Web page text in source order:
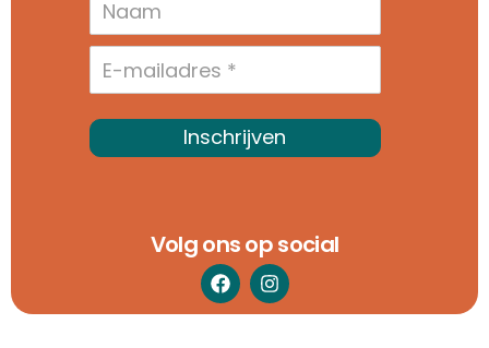
Inschrijven
Volg ons op social